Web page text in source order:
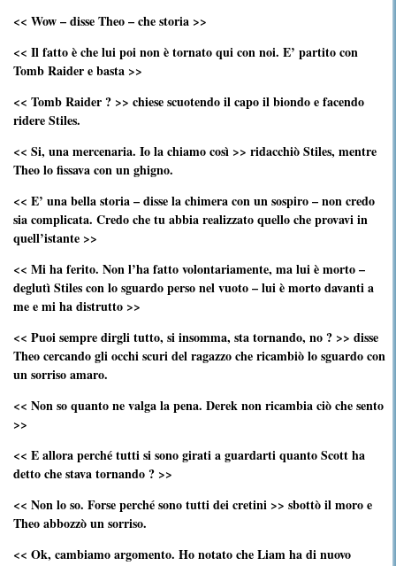
<< Wow – disse Theo – che storia >>
<< Il fatto è che lui poi non è tornato qui con noi. E’ partito con
Tomb Raider e basta >>
<< Tomb Raider ? >> chiese scuotendo il capo il biondo e facendo
ridere Stiles.
<< Si, una mercenaria. Io la chiamo così >> ridacchiò Stiles, mentre
Theo lo fissava con un ghigno.
<< E’ una bella storia – disse la chimera con un sospiro – non credo
sia complicata. Credo che tu abbia realizzato quello che provavi in
quell’istante >>
<< Mi ha ferito. Non l’ha fatto volontariamente, ma lui è morto –
deglutì Stiles con lo sguardo perso nel vuoto – lui è morto davanti a
me e mi ha distrutto >>
<< Puoi sempre dirgli tutto, si insomma, sta tornando, no ? >> disse
Theo cercando gli occhi scuri del ragazzo che ricambiò lo sguardo con
un sorriso amaro.
<< Non so quanto ne valga la pena. Derek non ricambia ciò che sento
>>
<< E allora perché tutti si sono girati a guardarti quanto Scott ha
detto che stava tornando ? >>
<< Non lo so. Forse perché sono tutti dei cretini >> sbottò il moro e
Theo abbozzò un sorriso.
<< Ok, cambiamo argomento. Ho notato che Liam ha di nuovo